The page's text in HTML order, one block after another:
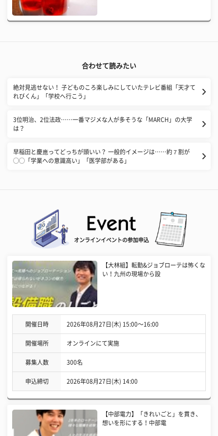
合わせて読みたい
絶対見逃せない！ 子どものころ楽しみにしていたテレビ番組「天才て
れびくん」「学校へ行こう」
3位明治、2位法政……一番マジメな人が多そうな「MARCH」の大学
は？
早稲田と慶應ってどっちが頭いい？ 一般的イメージは……約７割が
◯◯「学業への意識高い」「医学部がある」
オンラインイベントの参加申込
【大林組】転勤&ジョブローテは怖くな
い！九州の現場から設
開催日時 2026年08月27日(木) 15:00〜16:00
開催場所 オンラインにて実施
募集人数 300名
申込締切 2026年08月27日(木) 14:00
【中部電力】「きれいごと」を貫き、
想いを形にする！中部電